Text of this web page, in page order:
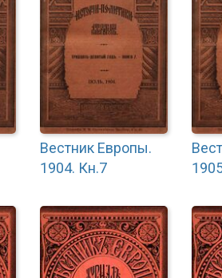
Вестник Европы.
1904. Кн.7